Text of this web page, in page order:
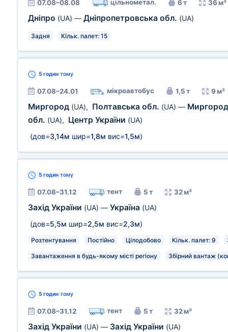
07.08–08.08 цільнометал. 6 т 36 м³
Дніпро (UA) — Дніпропетровська обл. (UA)
Задня Кільк. палет: 15
5 годин тому
07.08–24.01 мікроавтобус 1,5 т 9 м³
Миргород (UA), Полтавська обл. (UA) —
обл. (UA), Центр України (UA)
(дов=3,14м шир=1,8м вис=1,5м)
5 годин тому
07.08–31.12 тент 5 т 32 м³
Захід України (UA) — Україна (UA)
(дов=5,5м шир=2,5м вис=2,3м)
Розтентування Постійно Цілодобово Кільк. палет: 9
Завантаження в будь-якому місті регіону Збірний вантаж
5 годин тому
07.08–31.12 тент 5 т 32 м³
Захід України (UA) — Захід України (UA)